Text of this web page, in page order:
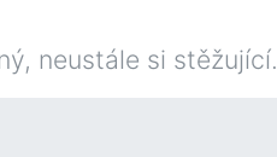
neustále si stěžující.